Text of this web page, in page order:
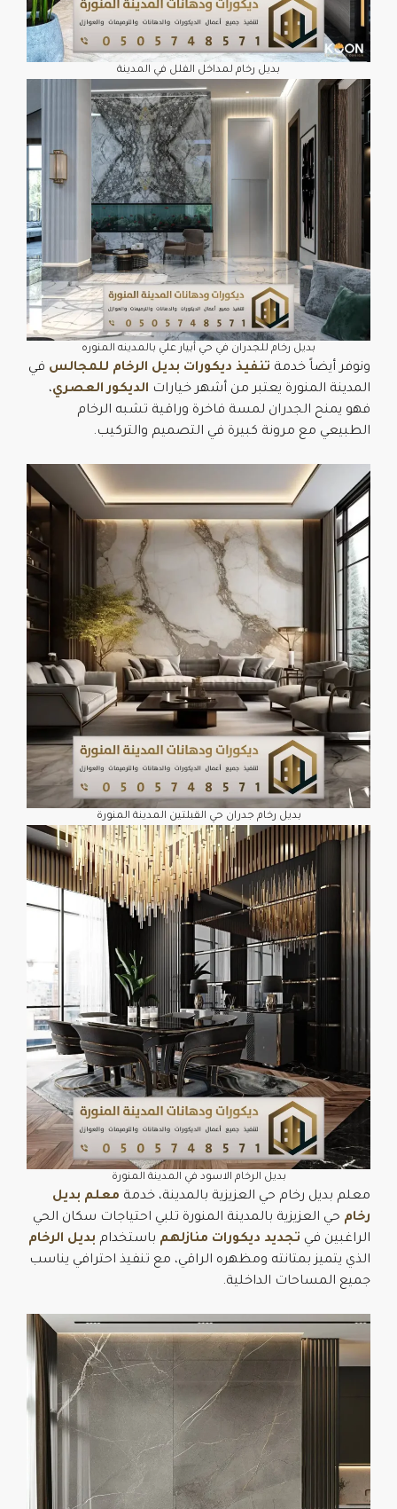
بديل رخام لمداخل الفلل في المدينة
بديل رخام للجدران في حي أبيار علي بالمدينه المنوره
ونوفر أيضاً خدمة تنفيذ ديكورات بديل الرخام للمجالس في
المدينة المنورة يعتبر من أشهر خيارات الديكور العصري،
فهو يمنح الجدران لمسة فاخرة وراقية تشبه الرخام
الطبيعي مع مرونة كبيرة في التصميم والتركيب.
بديل رخام جدران حي القبلتين المدينة المنورة
بديل الرخام الاسود في المدينة المنورة
معلم بديل رخام حي العزيزية بالمدينة، خدمة معلم بديل
رخام حي العزيزية بالمدينة المنورة تلبي احتياجات سكان الحي
الراغبين في تجديد ديكورات منازلهم باستخدام بديل الرخام
الذي يتميز بمتانته ومظهره الراقي، مع تنفيذ احترافي يناسب
جميع المساحات الداخلية.